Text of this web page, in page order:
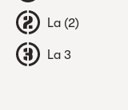
La (2)
La 3